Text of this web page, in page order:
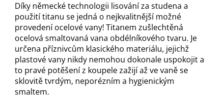
Díky německé technologii lisování za studena a
použití titanu se jedná o nejkvalitnější možné
provedení ocelové vany! Titanem zušlechtěná
ocelová smaltovaná vana obdélníkového tvaru. Je
určena příznivcům klasického materiálu, jejichž
plastové vany nikdy nemohou dokonale uspokojit a
to pravé potěšení z koupele zažijí až ve vaně se
sklovitě tvrdým, neporézním a hygienickým
smaltem.